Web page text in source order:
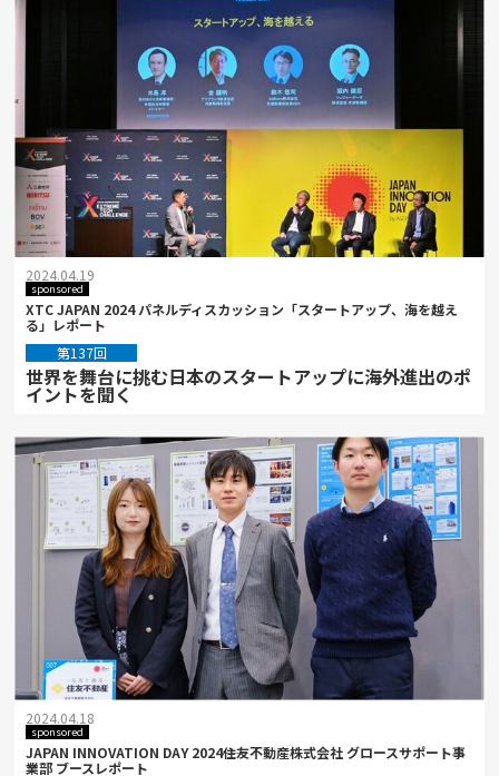
2024.04.19
sponsored
XTC JAPAN 2024 パネルディスカッション「スタートアップ、海を越え
る」レポート
第137回
世界を舞台に挑む日本のスタートアップに海外進出のポ
イントを聞く
2024.04.18
sponsored
JAPAN INNOVATION DAY 2024――住友不動産株式会社 グロースサポート事
業部 ブースレポート